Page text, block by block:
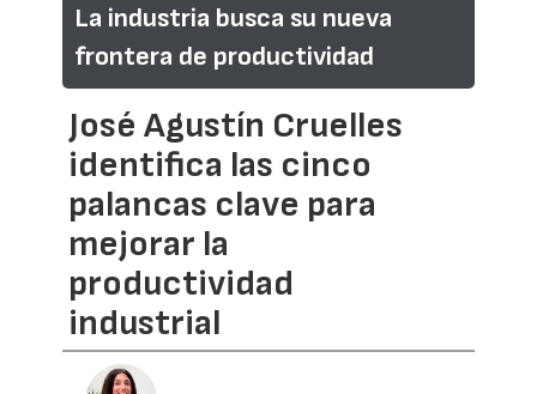
La industria busca su nueva
frontera de productividad
José Agustín Cruelles
identifica las cinco
palancas clave para
mejorar la
productividad
industrial